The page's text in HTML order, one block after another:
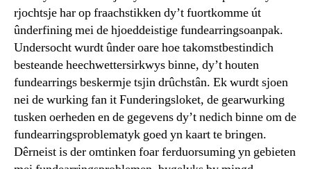
rjochtsje har op fraachstikken dy’t fuortkomme út
ûnderfining mei de hjoeddeistige fundearringsoanpak.
Undersocht wurdt ûnder oare hoe takomstbestindich
besteande heechwettersirkwys binne, dy’t houten
fundearrings beskermje tsjin drûchstân. Ek wurdt sjoen
nei de wurking fan it Funderingsloket, de gearwurking
tusken oerheden en de gegevens dy’t nedich binne om de
fundearringsproblematyk goed yn kaart te bringen.
Dêrneist is der omtinken foar ferduorsuming yn gebieten